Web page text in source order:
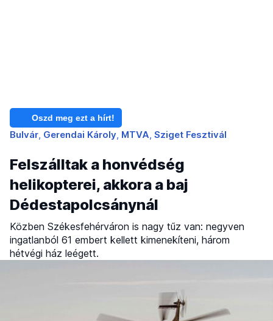
Oszd meg ezt a hírt!
Bulvár Gerendai Károly MTVA Sziget Fesztivál
Felszálltak a honvédség
helikopterei, akkora a baj
Dédestapolcsánynál
Közben Székesfehérváron is nagy tűz van: negyven
ingatlanból 61 embert kellett kimenekíteni, három
hétvégi ház leégett.